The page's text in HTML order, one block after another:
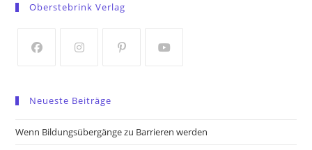
a
tab
tab
Oberstebrink Verlag
a
new
new
a
new
new
Neueste Beiträge
Wenn Bildungsübergänge zu Barrieren werden